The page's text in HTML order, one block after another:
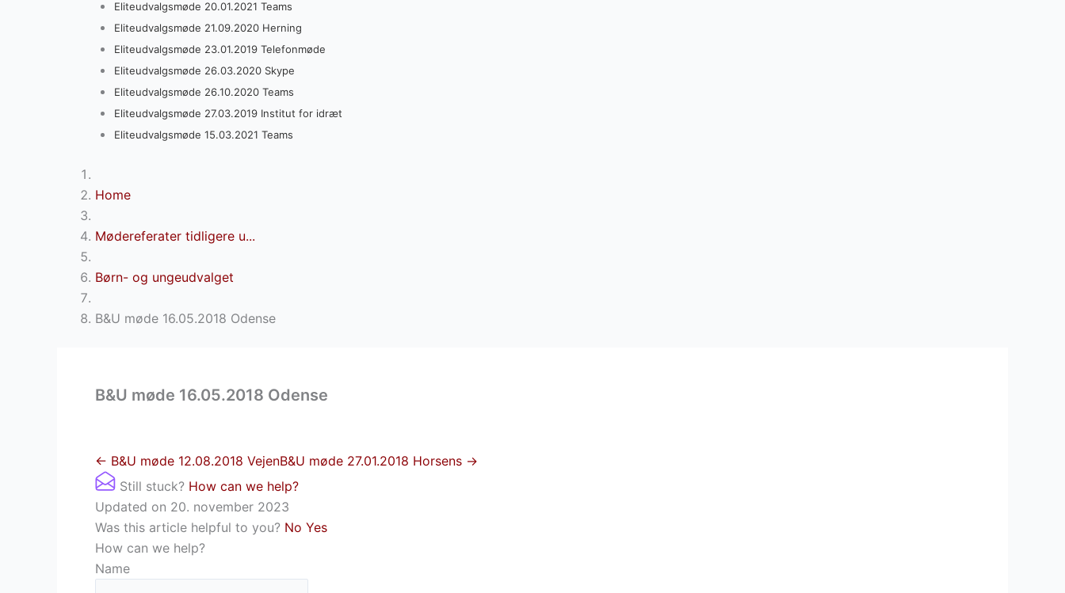
Eliteudvalgsmøde 20.01.2021 Teams
Eliteudvalgsmøde 21.09.2020 Herning
Eliteudvalgsmøde 23.01.2019 Telefonmøde
Eliteudvalgsmøde 26.03.2020 Skype
Eliteudvalgsmøde 26.10.2020 Teams
Eliteudvalgsmøde 27.03.2019 Institut for idræt
Eliteudvalgsmøde 15.03.2021 Teams
Home
Mødereferater tidligere u...
Børn- og ungeudvalget
B&U møde 16.05.2018 Odense
B&U møde 16.05.2018 Odense
← B&U møde 12.08.2018 VejenB&U møde 27.01.2018 Horsens →
Still stuck? How can we help?
Updated on 20. november 2023
Was this article helpful to you? No Yes
How can we help?
Name